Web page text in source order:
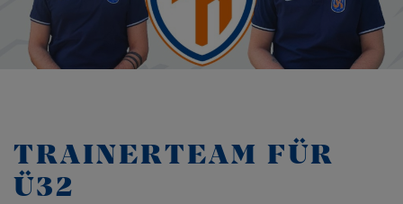
TRAINERTEAM FÜR
Ü32